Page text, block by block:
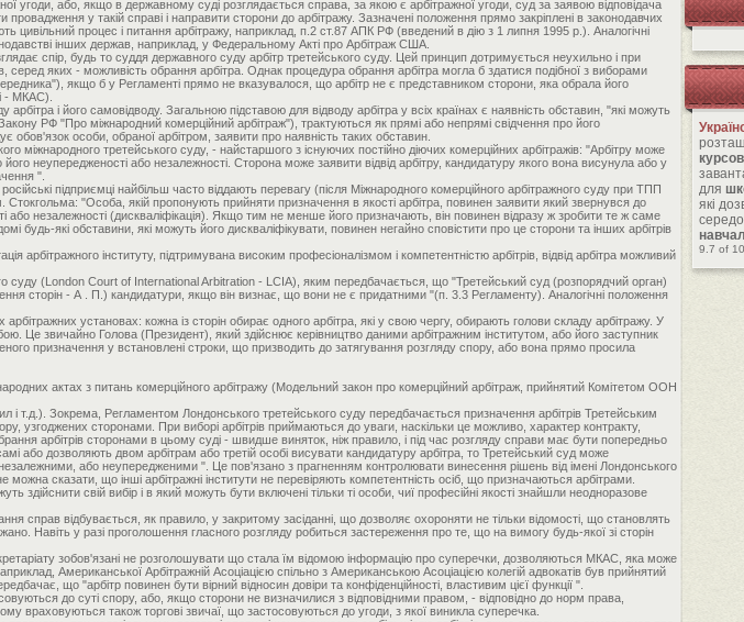
угоди, або, якщо в державному суді розглядається справа, за якою є арбітражної угоди, суд за заявою відповідача
провадження у такій справі і направити сторони до арбітражу. Зазначені положення прямо закріплені в законодавчих
цивільний процес і питання арбітражу, наприклад, п.2 ст.87 АПК РФ (введений в дію з 1 липня 1995 р.). Аналогічні
інших держав, наприклад, у Федеральному Акті про Арбітраж США.
спір, будь то суддя державного суду арбітр третейського суду. Цей принцип дотримується неухильно і при
яких - можливість обрання арбітра. Однак процедура обрання арбітра могла б здатися подібної з виборами
якщо б у Регламенті прямо не вказувалося, що арбітр не є представником сторони, яка обрала його
- МКАС).
і його самовідводу. Загальною підставою для відводу арбітра у всіх країнах є наявність обставин, "які можуть
РФ "Про міжнародний комерційний арбітраж"), трактуються як прямі або непрямі свідчення про його
обов'язок особи, обраної арбітром, заявити про наявність таких обставин.
міжнародного третейського суду, - найстаршого з існуючих постійно діючих комерційних арбітражів: "Арбітру може
неупередженості або незалежності. Сторона може заявити відвід арбітру, кандидатуру якого вона висунула або у
".
підприємці найбільш часто віддають перевагу (після Міжнародного комерційного арбітражного суду при ТПП
Стокгольма: "Особа, якій пропонують прийняти призначення в якості арбітра, повинен заявити який звернувся до
або незалежності (дискваліфікація). Якщо тим не менше його призначають, він повинен відразу ж зробити те ж саме
будь-які обставини, які можуть його дискваліфікувати, повинен негайно сповістити про це сторони та інших арбітрів
арбітражного інституту, підтримувана високим професіоналізмом і компетентністю арбітрів, відвід арбітра можливий
суду (London Court of International Arbitration - LCIA), яким передбачається, що "Третейський суд (розпорядчий орган)
сторін - А . П.) кандидатури, якщо він визнає, що вони не є придатними "(п. 3.3 Регламенту). Аналогічні положення
установах: кожна із сторін обирає одного арбітра, які у свою чергу, обирають голови складу арбітражу. У
Це звичайно Голова (Президент), який здійснює керівництво даними арбітражним інститутом, або його заступник
призначення у встановлені строки, що призводить до затягування розгляду спору, або вона прямо просила
актах з питань комерційного арбітражу (Модельний закон про комерційний арбітраж, прийнятий Комітетом ООН
і т.д.). Зокрема, Регламентом Лондонського третейського суду передбачається призначення арбітрів Третейським
узгоджених сторонами. При виборі арбітрів приймаються до уваги, наскільки це можливо, характер контракту,
арбітрів сторонами в цьому суді - швидше виняток, ніж правило, і під час розгляду справи має бути попередньо
або дозволяють двом арбітрам або третій особі висувати кандидатуру арбітра, то Третейський суд може
або неупередженими ". Це пов'язано з прагненням контролювати винесення рішень від імені Лондонського
сказати, що інші арбітражні інститути не перевіряють компетентність осіб, що призначаються арбітрами.
свій вибір і в який можуть бути включені тільки ті особи, чиї професійні якості знайшли неодноразове
справ відбувається, як правило, у закритому засіданні, що дозволяє охороняти не тільки відомості, що становлять
Навіть у разі проголошення гласного розгляду робиться застереження про те, що на вимогу будь-якої зі сторін
зобов'язані не розголошувати що стала їм відомою інформацію про суперечки, дозволяються МКАС, яка може
Американської Арбітражній Асоціацією спільно з Американською Асоціацією колегій адвокатів був прийнятий
що "арбітр повинен бути вірний відносин довіри та конфіденційності, властивим цієї функції ".
до суті спору, або, якщо сторони не визначилися з відповідними правом, - відповідно до норм права,
враховуються також торгові звичаї, що застосовуються до угоди, з якої виникла суперечка.
для
які
9.7 of 10